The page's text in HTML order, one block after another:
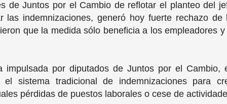
de Juntos por el Cambio de reflotar el planteo del
las indemnizaciones, generó hoy fuerte rechazo
que la medida sólo beneficia a los empleadores
por diputados de Juntos por el Cambio,
el sistema tradicional de indemnizaciones para
pérdidas de puestos laborales o cese de